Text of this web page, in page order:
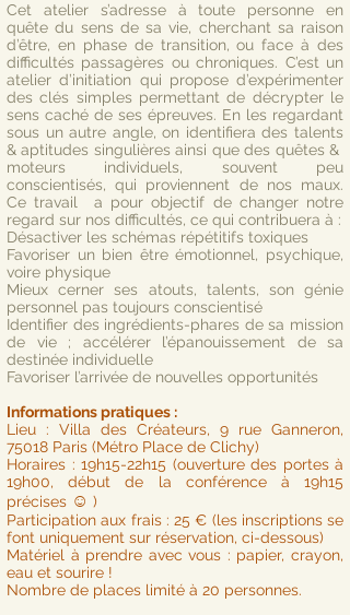
Cet atelier s’adresse à toute personne en
quête du sens de sa vie, cherchant sa raison
d’être, en phase de transition, ou face à des
difficultés passagères ou chroniques. C’est un
atelier d’initiation qui propose d’expérimenter
des clés simples permettant de décrypter le
sens caché de ses épreuves. En les regardant
sous un autre angle, on identifiera des talents
& aptitudes singulières ainsi que des quêtes &
moteurs individuels, souvent peu
conscientisés, qui proviennent de nos maux.
Ce travail a pour objectif de changer notre
regard sur nos difficultés, ce qui contribuera à :
Désactiver les schémas répétitifs toxiques
Favoriser un bien être émotionnel, psychique,
voire physique
Mieux cerner ses atouts, talents, son génie
personnel pas toujours conscientisé
Identifier des ingrédients-phares de sa mission
de vie ; accélérer l’épanouissement de sa
destinée individuelle
Favoriser l’arrivée de nouvelles opportunités
Informations pratiques :
Lieu : Villa des Créateurs, 9 rue Ganneron,
75018 Paris (Métro Place de Clichy)
Horaires : 19h15-22h15 (ouverture des portes à
19h00, début de la conférence à 19h15
précises ☺ )
Participation aux frais : 25 € (les inscriptions se
font uniquement sur réservation, ci-dessous)
Matériel à prendre avec vous : papier, crayon,
eau et sourire !
Nombre de places limité à 20 personnes.